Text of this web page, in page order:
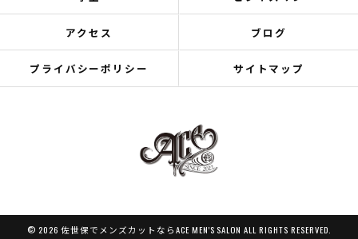
アクセス ブログ
プライバシーポリシー サイトマップ
© 2026 佐世保でメンズカットならACE MEN'S SALON ALL RIGHTS RESERVED.